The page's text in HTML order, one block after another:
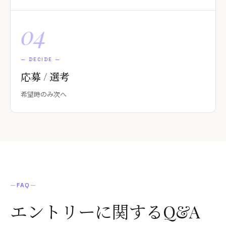
04
— DECIDE —
応募 / 選考
希望時のみ次へ
—FAQ —
エントリーに関するQ&A